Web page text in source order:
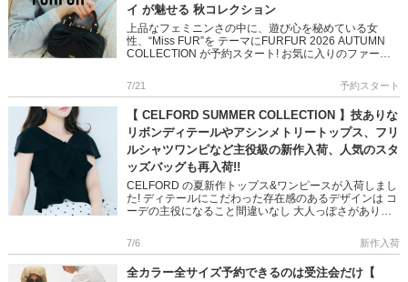
イ が魅せる 秋コレクション
上品なフェミニンさの中に、遊び心を秘めている女
性、“Miss FUR”を テーマにFURFUR 2026 AUTUMN
COLLECTION が予約スタート! お気に入りのファー、
7/21 予約スタート
【 CELFORD SUMMER COLLECTION 】技ありな
リボンディテールやアシンメトリートップス、フリ
ルシャツワンピなど主役級の新作入荷、人気のスタ
ッズバッグも再入荷!!
CELFORD の夏新作トップス&ワンピースが入荷しまし
た! ディテールにこだわった存在感のあるデザインは コ
ーデの主役になること間違いなし 大人っぽさがありつ
す […]
7/6 新作入荷
全カラー全サイズ予約できるのは受注会だけ【